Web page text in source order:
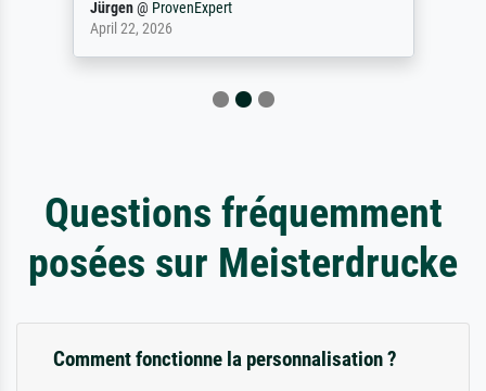
Jürgen@ ProvenExpert
April 22, 2026
Questions fréquemment
posées sur Meisterdrucke
Comment fonctionne la personnalisation ?